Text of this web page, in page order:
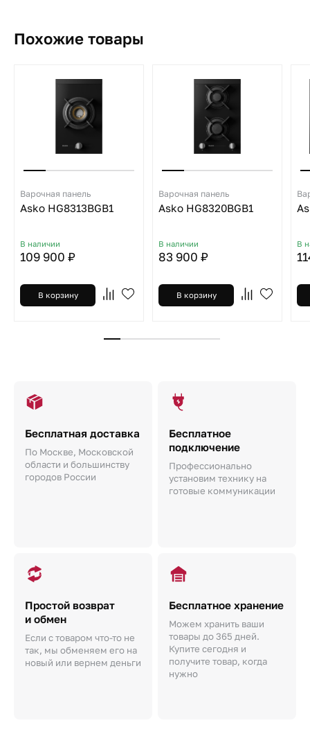
Похожие товары
Варочная панель
Asko HG8313BGB1
В наличии
109 900 ₽
В корзину
Варочная панель
Asko HG8320BGB1
В наличии
83 900 ₽
В корзину
В
Бесплатная доставка
По Москве, Московской
области и большинству
городов России
Бесплатное
подключение
Профессионально
установим технику на
готовые коммуникации
Простой возврат
и обмен
Если с товаром что-то не
так, мы обменяем его на
новый или вернем деньги
Бесплатное хранение
Можем хранить ваши
товары до 365 дней.
Купите сегодня и
получите товар, когда
нужно